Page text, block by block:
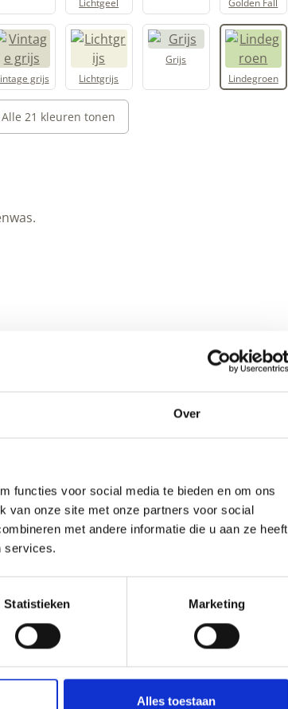
Over
functies voor social media te bieden en om ons
van onze site met onze partners voor social
met andere informatie die u aan ze heeft
services.
Statistieken Marketing
Alles toestaan
Vintage grijs Lichtgrijs
Grijs
Lindegroen
Alle 21 kleuren tonen